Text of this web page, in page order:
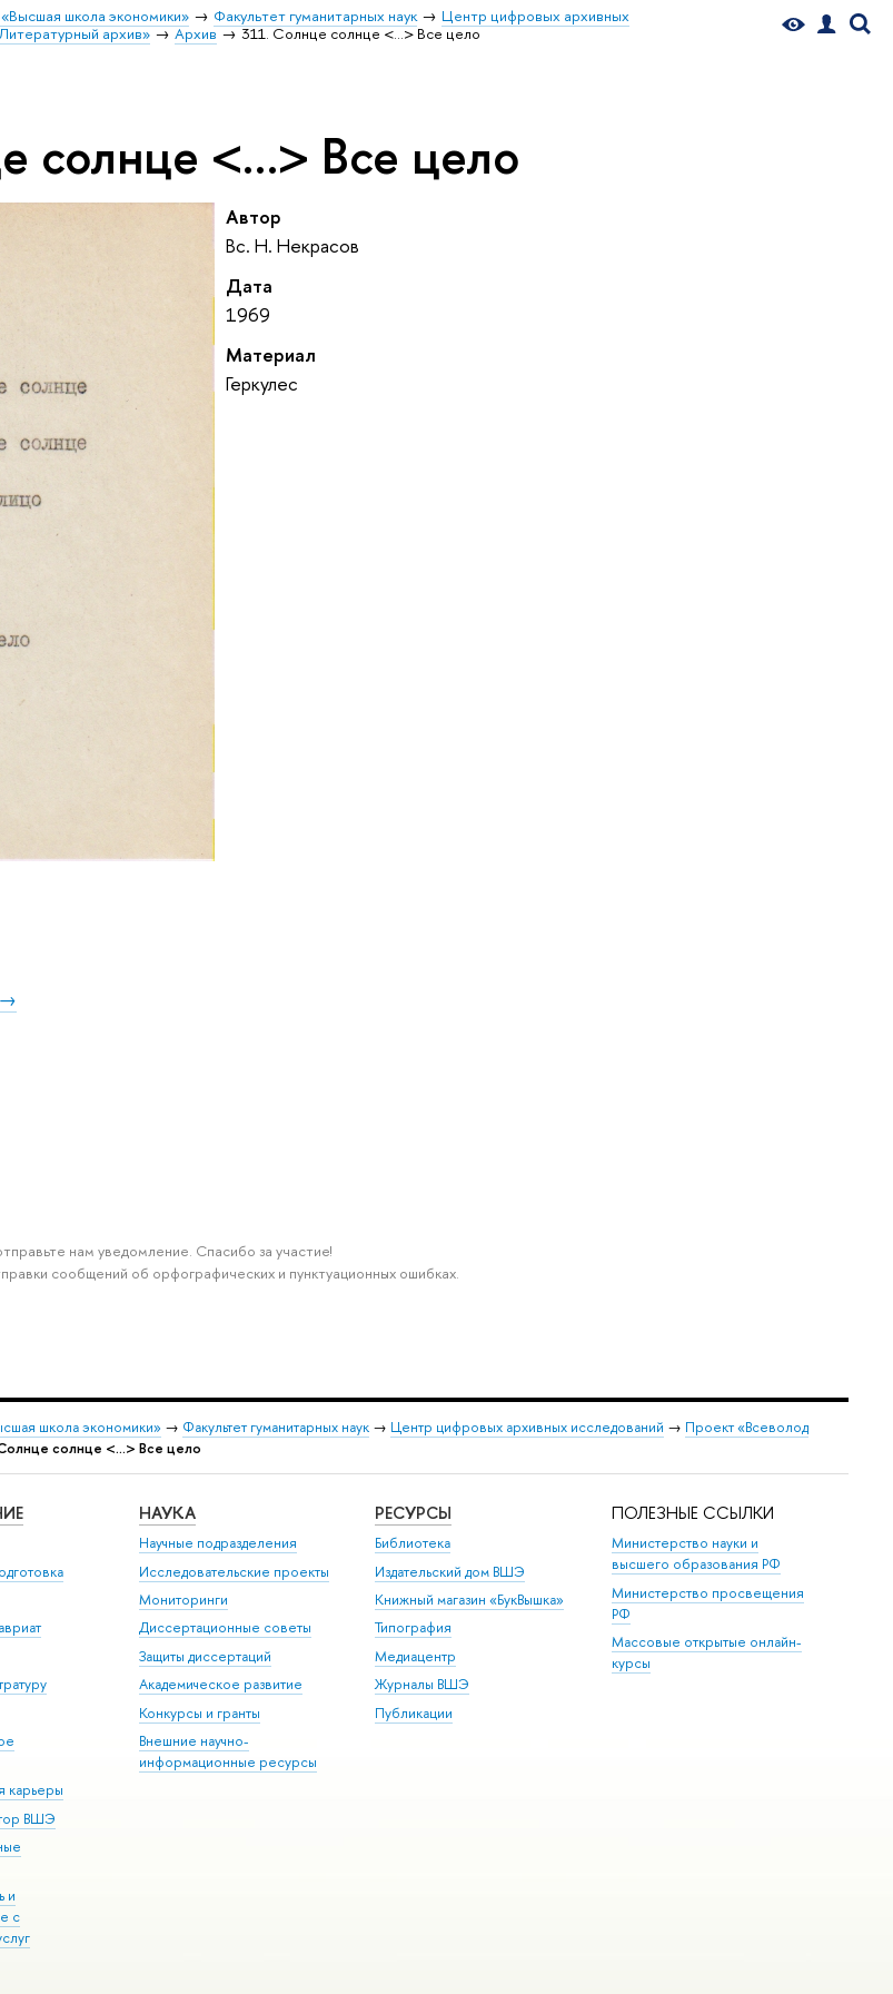
школа экономики» Факультет гуманитарных наук
Центр цифровых архивных
архив» Архив 311. Солнце солнце <…> Все цело
солнце <…> Все цело
Автор
Вс. Н. Некрасов
Дата
1969
Материал
Геркулес
нам уведомление. Спасибо за участие!
сообщений об орфографических и пунктуационных ошибках.
школа экономики» → Факультет гуманитарных наук → Центр цифровых архивных исследований → Проект «Всеволод
солнце <…> Все цело
карьеры
ВШЭ
и
с
НАУКА
Научные подразделения
Исследовательские проекты
Мониторинги
Диссертационные советы
Защиты диссертаций
Академическое развитие
Конкурсы и гранты
Внешние научно-
информационные ресурсы
РЕСУРСЫ
Библиотека
Издательский дом ВШЭ
Книжный магазин «БукВышка»
Типография
Медиацентр
Журналы ВШЭ
Публикации
ПОЛЕЗНЫЕ ССЫЛКИ
Министерство науки и
высшего образования РФ
Министерство просвещения
РФ
Массовые открытые онлайн-
курсы